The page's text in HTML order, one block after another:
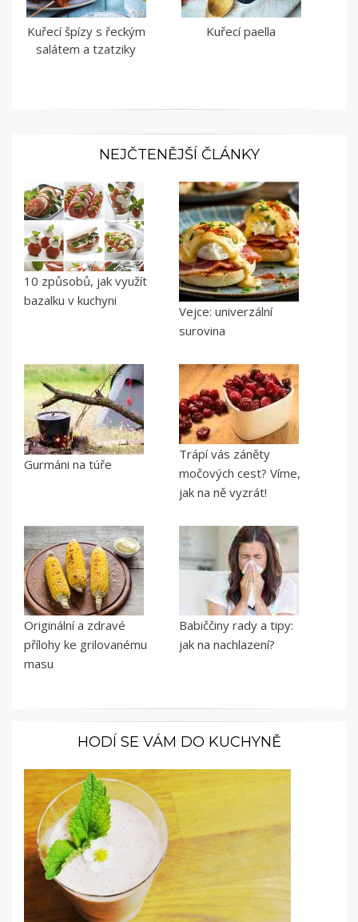
Kuřecí špízy s řeckým
salátem a tzatziky
Kuřecí paella
NEJČTENĚJŠÍ ČLÁNKY
10 způsobů, jak využít
bazalku v kuchyni
Vejce: univerzální
surovina
Gurmáni na túře
Trápí vás záněty
močových cest? Víme,
jak na ně vyzrát!
Originální a zdravé
přílohy ke grilovanému
masu
Babiččiny rady a tipy:
jak na nachlazení?
HODÍ SE VÁM DO KUCHYNĚ